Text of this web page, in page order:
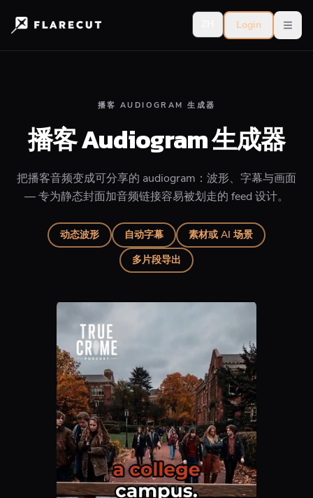
Login
播客 AUDIOGRAM 生成器
播客 Audiogram 生成器
把播客音频变成可分享的 audiogram：波形、字幕与画面
— 专为静态封面加音频链接容易被划走的 feed 设计。
动态波形 自动字幕
素材或 AI 场景
多片段导出